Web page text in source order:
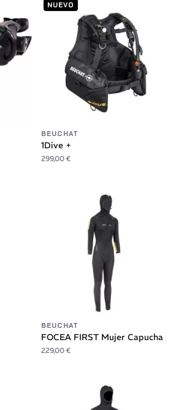
NUEVO
BEUCHAT
1Dive +
299,00 €
BEUCHAT
FOCEA FIRST Mujer Capucha
229,00 €